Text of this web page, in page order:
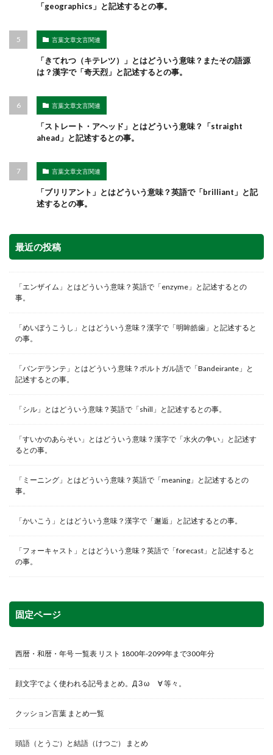
「geographics」と記述するとの事。
言葉文章文言関連
「きてれつ（キテレツ）」とはどういう意味？またその語源
は？漢字で「奇天烈」と記述するとの事。
言葉文章文言関連
「ストレート・アヘッド」とはどういう意味？「straight
ahead」と記述するとの事。
言葉文章文言関連
「ブリリアント」とはどういう意味？英語で「brilliant」と記
述するとの事。
最近の投稿
「エンザイム」とはどういう意味？英語で「enzyme」と記述するとの
事。
「めいぼうこうし」とはどういう意味？漢字で「明眸皓歯」と記述すると
の事。
「バンデランテ」とはどういう意味？ポルトガル語で「Bandeirante」と
記述するとの事。
「シル」とはどういう意味？英語で「shill」と記述するとの事。
「すいかのあらそい」とはどういう意味？漢字で「水火の争い」と記述す
るとの事。
「ミーニング」とはどういう意味？英語で「meaning」と記述するとの
事。
「かいこう」とはどういう意味？漢字で「邂逅」と記述するとの事。
「フォーキャスト」とはどういう意味？英語で「forecast」と記述すると
の事。
固定ページ
西暦・和暦・年号 一覧表 リスト 1800年-2099年まで300年分
顔文字でよく使われる記号まとめ。Д З ω ゞ∀ 等々。
クッション言葉 まとめ一覧
頭語（とうご）と結語（けつご） まとめ